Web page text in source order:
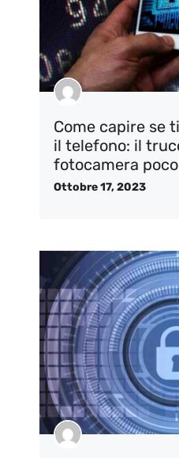
Come capire se
il telefono: il
fotocamera
Ottobre 17, 2023